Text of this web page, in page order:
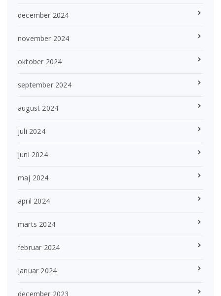
december 2024
november 2024
oktober 2024
september 2024
august 2024
juli 2024
juni 2024
maj 2024
april 2024
marts 2024
februar 2024
januar 2024
december 2023